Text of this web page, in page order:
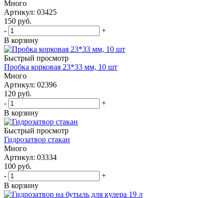
Много
Артикул: 03425
150 руб.
-
+
В корзину
Быстрый просмотр
Пробка корковая 23*33 мм, 10 шт
Много
Артикул: 02396
120 руб.
-
+
В корзину
Быстрый просмотр
Гидрозатвор стакан
Много
Артикул: 03334
100 руб.
-
+
В корзину